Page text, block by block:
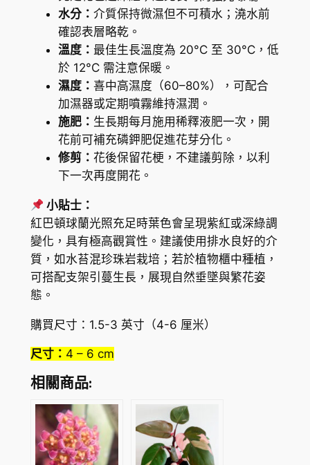
水分： 介質保持微濕但不可積水；澆水前
確認表層略乾。
溫度： 最佳生長溫度為 20°C 至 30°C，低
於 12°C 需注意保暖。
濕度： 喜中高濕度（60–80%），可配合
加濕器或定期噴霧維持濕潤。
施肥： 生長期每月施用稀釋液肥一次，開
花前可補充磷鉀肥促進花芽分化。
修剪： 花後保留花梗，不建議剪除，以利
下一次再度開花。
小貼士：
紅巴頓球蘭光照充足時葉色會呈現紫紅或深綠調
變化，具有極高觀賞性。建議使用排水良好的介
質，如水苔混珍珠岩栽培；若於植物櫃中種植，
可搭配支架引蔓生長，展現自然垂墜與繁花姿
態。
購買尺寸：1.5-3 英寸（4-6 厘米）
尺寸： 4 – 6 cm
相關商品: